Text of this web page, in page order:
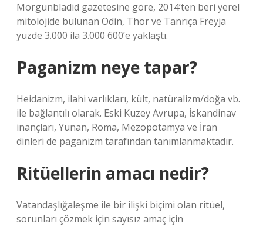
Morgunbladid gazetesine göre, 2014’ten beri yerel
mitolojide bulunan Odin, Thor ve Tanrıça Freyja
yüzde 3.000 ila 3.000 600’e yaklaştı.
Paganizm neye tapar?
Heidanizm, ilahi varlıkları, kült, natüralizm/doğa vb.
ile bağlantılı olarak. Eski Kuzey Avrupa, İskandinav
inançları, Yunan, Roma, Mezopotamya ve İran
dinleri de paganizm tarafından tanımlanmaktadır.
Ritüellerin amacı nedir?
Vatandaşlığaleşme ile bir ilişki biçimi olan ritüel,
sorunları çözmek için sayısız amaç için